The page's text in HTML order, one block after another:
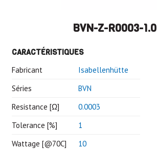
BVN-Z-R0003-1.0
CARACTÉRISTIQUES
Fabricant
Isabellenhütte
Séries
BVN
Resistance [Ω]
0.0003
Tolerance [%]
1
Wattage [@70C]
10